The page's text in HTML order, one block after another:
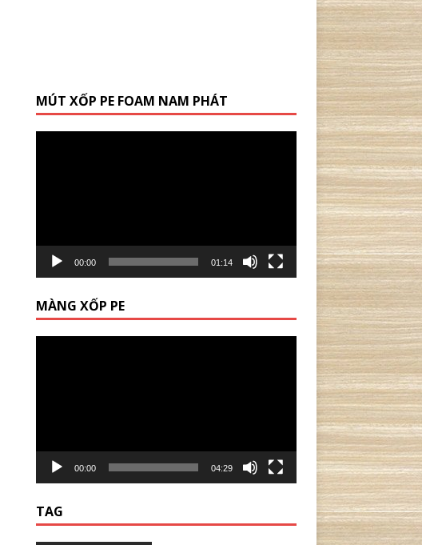
MÚT XỐP PE FOAM NAM PHÁT
00:00 01:14
MÀNG XỐP PE
00:00 04:29
TAG